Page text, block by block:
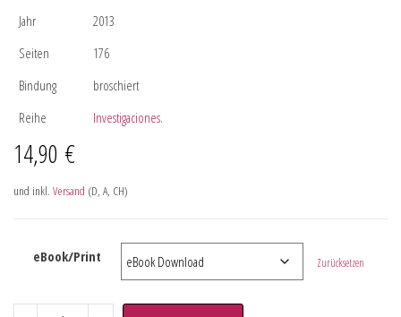
Jahr
2013
Seiten
176
Bindung
broschiert
Reihe
Investigaciones.
14,90 €
und inkl. Versand (D, A, CH)
eBook/Print Zurücksetzen